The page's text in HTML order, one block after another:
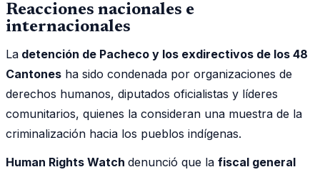
Reacciones nacionales e
internacionales
La detención de Pacheco y los exdirectivos de los 48
Cantones ha sido condenada por organizaciones de
derechos humanos, diputados oficialistas y líderes
comunitarios, quienes la consideran una muestra de la
criminalización hacia los pueblos indígenas.
Human Rights Watch denunció que la fiscal general